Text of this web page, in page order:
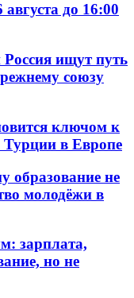
до 16:00
ищут путь
союзу
ключом к
Турции в Европе
образование не
молодёжи в
зарплата,
но не